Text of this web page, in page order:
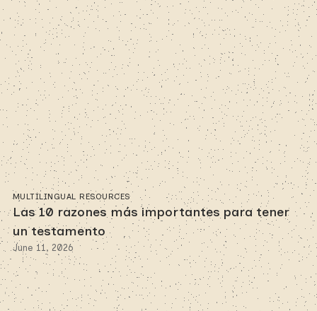
MULTILINGUAL RESOURCES
Las 10 razones más importantes para tener
un testamento
June 11, 2026